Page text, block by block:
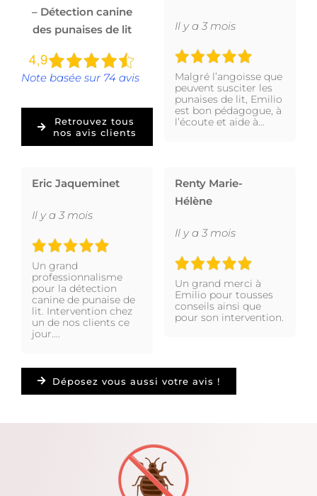
– Détection canine
des punaises de lit
Note basée sur 74 avis
Retrouvez tous
nos avis clients
Il y a 3 mois
Malgré l’angoisse que
peuvent susciter les
punaises de lit, Emilio
est bon pédagogue, à
l’écoute et aide à…
Eric Jaqueminet
Il y a 3 mois
Un grand
professionnalisme
pour la détection
canine de punaise de
lit. Intervention chez
un de nos clients ce
jour….
Renty Marie-
Hélène
Il y a 3 mois
Un grand merci à
Emilio pour tousses
conseils ainsi que
pour son intervention.
Déposez vous aussi votre avis !